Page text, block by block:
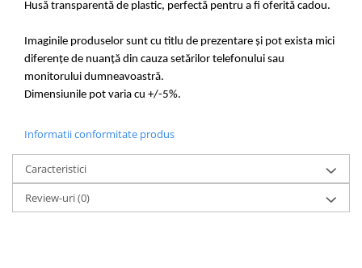
Husă transparentă de plastic, perfectă pentru a fi oferită cadou.
Imaginile produselor sunt cu titlu de prezentare și pot exista mici
diferențe de nuanță din cauza setărilor telefonului sau
monitorului dumneavoastră.
Dimensiunile pot varia cu +/-5%.
Informatii conformitate produs
Caracteristici
Review-uri(0)